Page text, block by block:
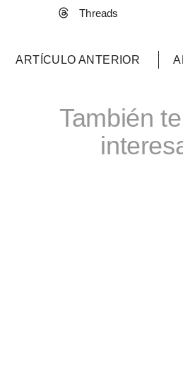
Threads
ARTÍCULO ANTERIOR
También